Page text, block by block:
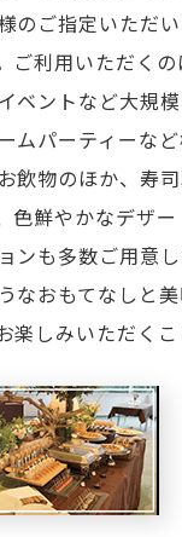
のご指定いただ
ご利用いただく
ベントなど大規
パーティーなど
飲物のほか、寿
色鮮やかなデザ
ンも多数ご用意
なおもてなしと
しみいただくこ